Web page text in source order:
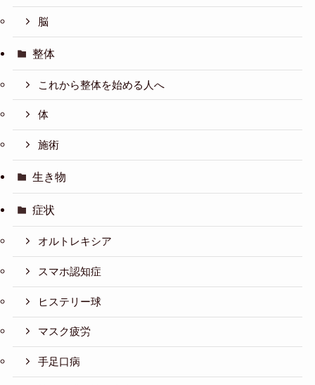
脳
整体
これから整体を始める人へ
体
施術
生き物
症状
オルトレキシア
スマホ認知症
ヒステリー球
マスク疲労
手足口病